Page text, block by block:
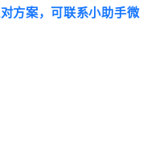
方案，可联系小助手微